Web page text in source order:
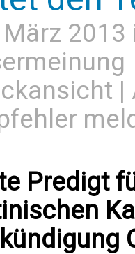
März
|
Predigt